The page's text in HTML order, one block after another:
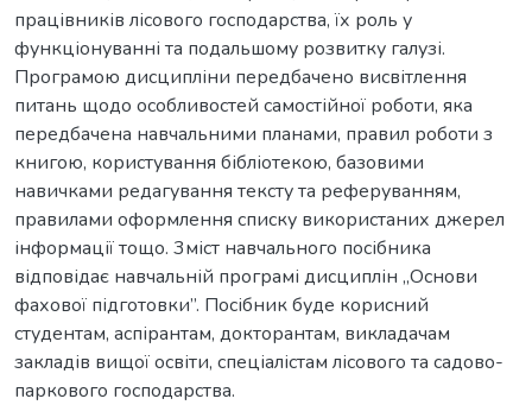
працівників лісового господарства, їх роль у
функціонуванні та подальшому розвитку галузі.
Програмою дисципліни передбачено висвітлення
питань щодо особливостей самостійної роботи, яка
передбачена навчальними планами, правил роботи з
книгою, користування бібліотекою, базовими
навичками редагування тексту та реферуванням,
правилами оформлення списку використаних джерел
інформації тощо. 3міст навчального посібника
відповідає навчальній програмі дисциплін ,,Основи
фахової підготовки”. Посібник буде корисний
студентам, аспірантам, докторантам, викладачам
закладів вищої освіти, спеціалістам лісового та садово-
паркового господарства.